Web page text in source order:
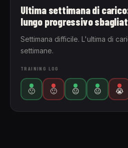
Ultima settimana di
lungo progressivo
Settimana difficile. L'ultima di
settimane.
TRAINING LOG
🙁 🙂 😐 😐 😭